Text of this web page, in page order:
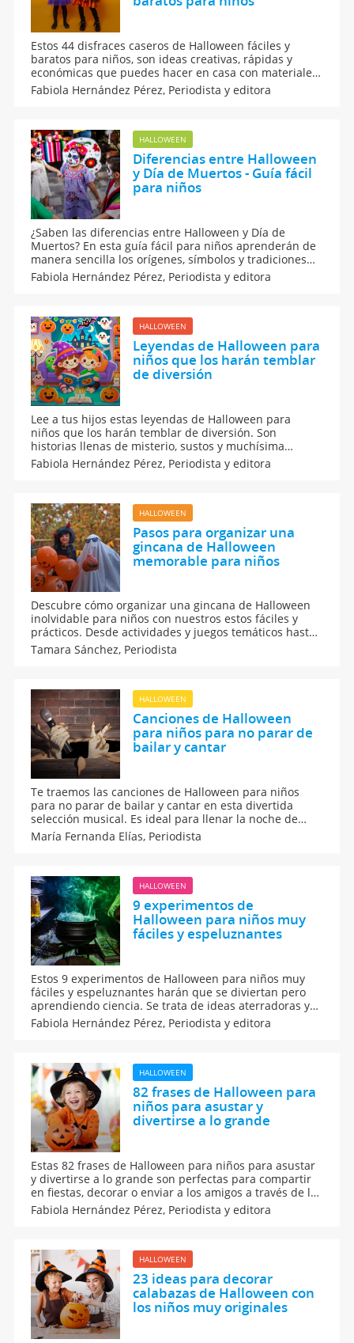
Estos 44 disfraces caseros de Halloween fáciles y
baratos para niños, son ideas creativas, rápidas y
económicas que puedes hacer en casa con materiales
sencillos. Desde los clásicos hasta opciones originales
para que tus pequeños se diviertan sin gastar mucho.
Fabiola Hernández Pérez, Periodista y editora
HALLOWEEN
Diferencias entre Halloween
y Día de Muertos - Guía fácil
para niños
¿Saben las diferencias entre Halloween y Día de
Muertos? En esta guía fácil para niños aprenderán de
manera sencilla los orígenes, símbolos y tradiciones
de ambas celebraciones. Es ideal para explicar a los
más pequeños las principales diferencias entre estas
Fabiola Hernández Pérez, Periodista y editora
HALLOWEEN
Leyendas de Halloween para
niños que los harán temblar
de diversión
Lee a tus hijos estas leyendas de Halloween para
niños que los harán temblar de diversión. Son
historias llenas de misterio, sustos y muchísima
emoción para que los más pequeños disfruten de una
Noche de Brujas inolvidable. También son perfectas
Fabiola Hernández Pérez, Periodista y editora
HALLOWEEN
Pasos para organizar una
gincana de Halloween
memorable para niños
Descubre cómo organizar una gincana de Halloween
inolvidable para niños con nuestros estos fáciles y
prácticos. Desde actividades y juegos temáticos hasta
consejos de seguridad, este artículo te guiará en la
planificación de una celebración de Halloween
Tamara Sánchez, Periodista
HALLOWEEN
Canciones de Halloween
para niños para no parar de
bailar y cantar
Te traemos las canciones de Halloween para niños
para no parar de bailar y cantar en esta divertida
selección musical. Es ideal para llenar la noche de
brujas de ritmo, alegría y sustos, y para hacer que los
pequeños disfruten al máximo con estas melodías
María Fernanda Elías, Periodista
HALLOWEEN
9 experimentos de
Halloween para niños muy
fáciles y espeluznantes
Estos 9 experimentos de Halloween para niños muy
fáciles y espeluznantes harán que se diviertan pero
aprendiendo ciencia. Se trata de ideas aterradoras y
sencillas para sorprender a los más pequeños de casa
mientras disfrutan de una fiesta inolvidable llena de
Fabiola Hernández Pérez, Periodista y editora
HALLOWEEN
82 frases de Halloween para
niños para asustar y
divertirse a lo grande
Estas 82 frases de Halloween para niños para asustar
y divertirse a lo grande son perfectas para compartir
en fiestas, decorar o enviar a los amigos a través de las
redes sociales. Son mensajes que combinan el terror y
la diversión, haciendo que los pequeños disfruten de
Fabiola Hernández Pérez, Periodista y editora
HALLOWEEN
23 ideas para decorar
calabazas de Halloween con
los niños muy originales